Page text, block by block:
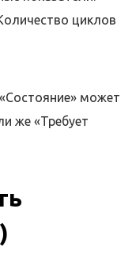
циклов
может
же «Требует